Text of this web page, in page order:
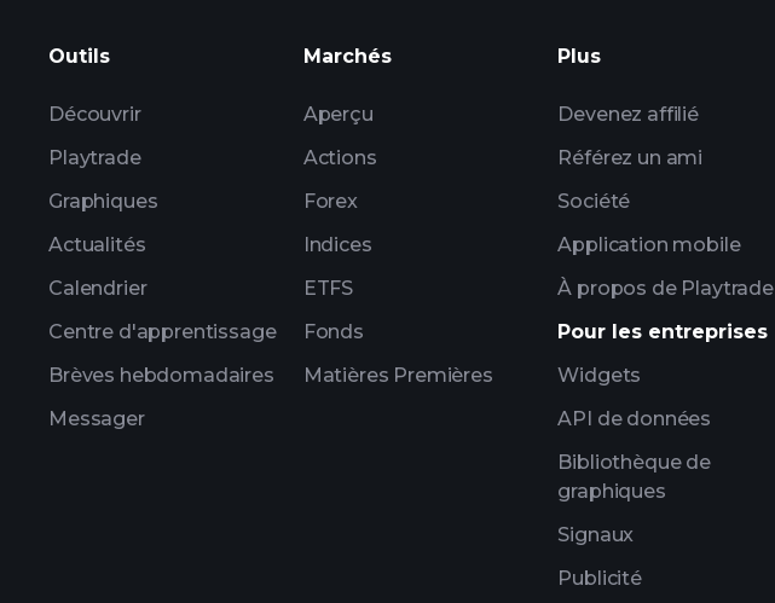
Outils
Découvrir
Playtrade
Graphiques
Actualités
Calendrier
Centre d'apprentissage
Brèves hebdomadaires
Messager
Marchés
Aperçu
Actions
Forex
Indices
ETFS
Fonds
Matières Premières
Plus
Devenez affilié
Référez un ami
Société
Application mobile
À propos de Playtrade
Pour les entreprises
Widgets
API de données
Bibliothèque de
graphiques
Signaux
Publicité